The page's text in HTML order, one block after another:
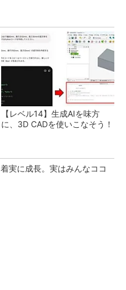
【レベル14】生成AIを味方
に、3D CADを使いこなそう！
実に成長。実はみんなココ